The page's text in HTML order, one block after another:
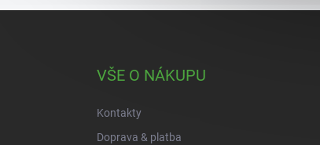
VŠE O NÁKUPU
Kontakty
Doprava & platba